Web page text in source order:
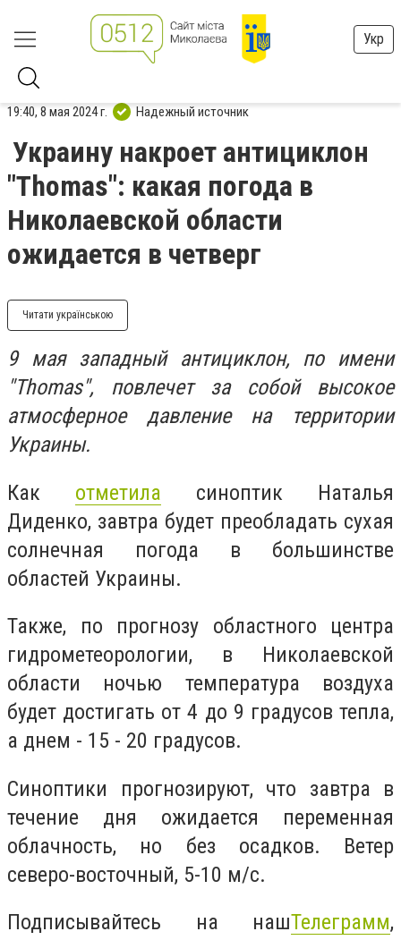
Укр
19:40, 8 мая 2024 г. Надежный источник
Украину накроет антициклон
"Thomas": какая погода в
Николаевской области
ожидается в четверг
Читати українською
9 мая западный антициклон, по имени
"Thomas", повлечет за собой высокое
атмосферное давление на территории
Украины.
Как отметила синоптик Наталья
Диденко, завтра будет преобладать сухая
солнечная погода в большинстве
областей Украины.
Также, по прогнозу областного центра
гидрометеорологии, в Николаевской
области ночью температура воздуха
будет достигать от 4 до 9 градусов тепла,
а днем - 15 - 20 градусов.
Синоптики прогнозируют, что завтра в
течение дня ожидается переменная
облачность, но без осадков. Ветер
северо-восточный, 5-10 м/с.
Подписывайтесь на нашТелеграмм,